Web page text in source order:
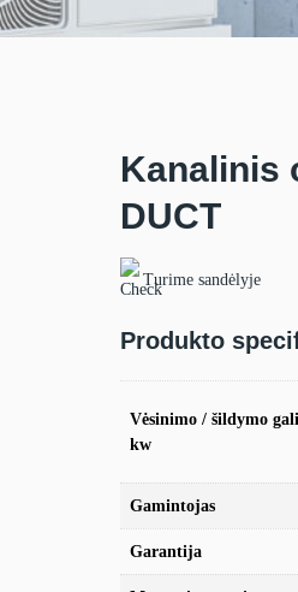
Kanalinis
DUCT
Turime sandėlyje
Produkto
Vėsinimo / šildymo
kw
Gamintojas
Garantija